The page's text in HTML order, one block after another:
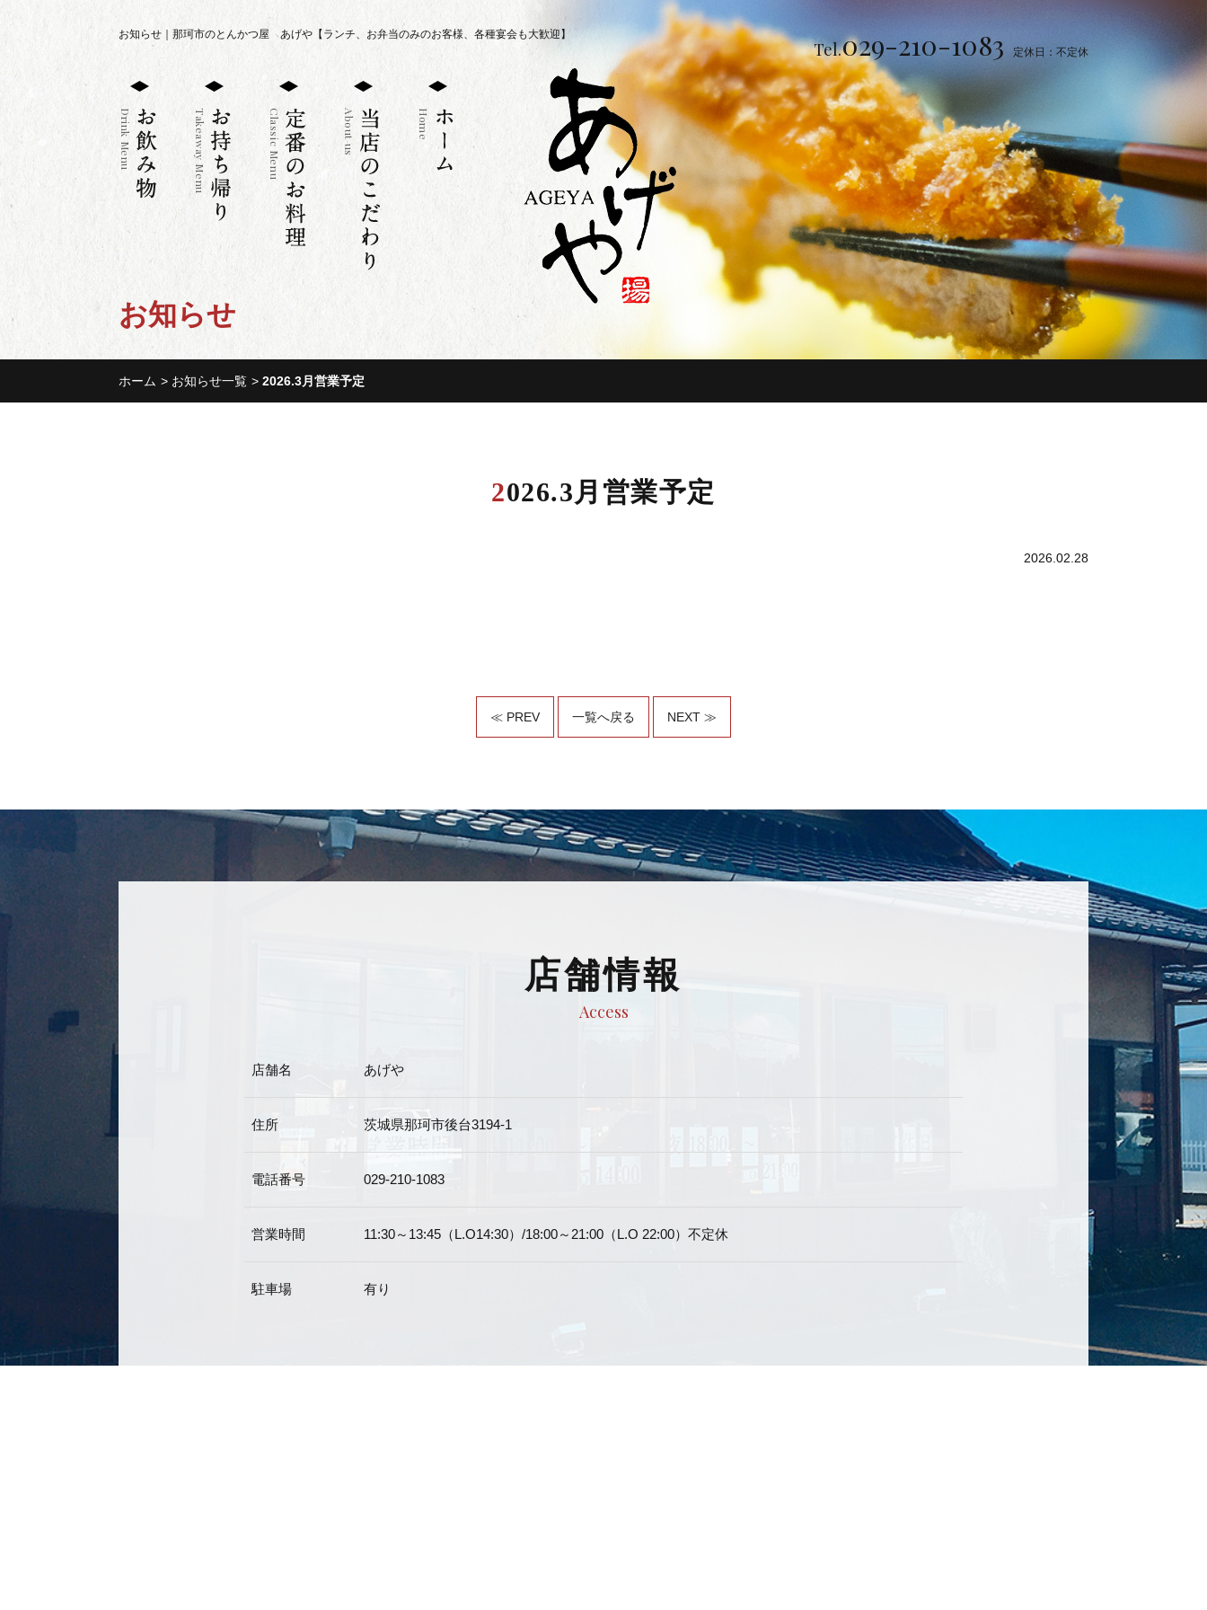
お知らせ｜那珂市のとんかつ屋 あげや【ランチ、お弁当のみのお客様、各種宴会も大歓迎】
Tel.029-210-1083 定休日：不定休
Home
About us
Classic Menu
Takeaway Menu
Drink Menu
お知らせ
ホーム お知らせ一覧 2026.3月営業予定
2026.3月営業予定
2026.02.28
≪ PREV 一覧へ戻る NEXT ≫
店舗情報
Access
店舗名 あげや
住所 茨城県那珂市後台3194-1
電話番号 029-210-1083
営業時間 11:30～13:45（L.O14:30）/18:00～21:00（L.O 22:00）不定休
駐車場 有り